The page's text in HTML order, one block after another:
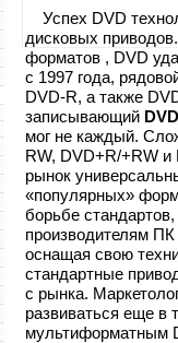
Успех DVD
дисковых
форматов , DVD
с 1997 года,
DVD-R, а также
записывающий
мог не каждый.
RW, DVD+R/+RW и
рынок
«популярных»
борьбе
производителям ПК
оснащая свою
стандартные
с рынка.
развиваться еще в
мультиформатным